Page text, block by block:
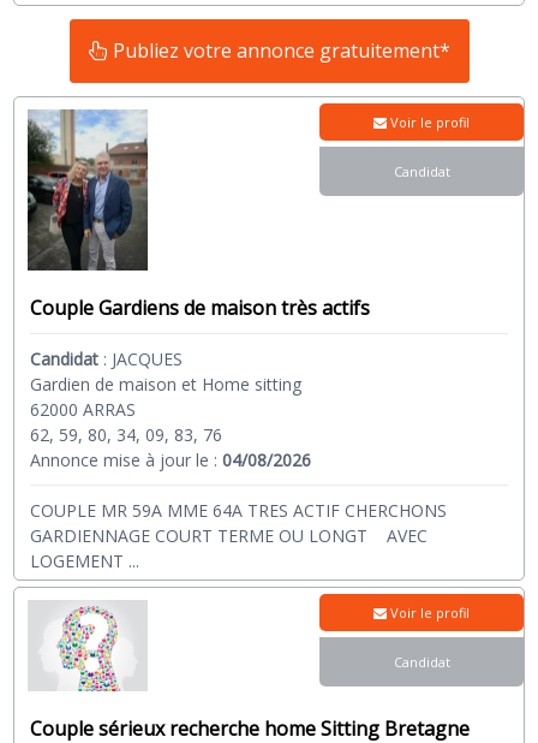
Publiez votre annonce gratuitement*
Couple Gardiens de maison très actifs
Candidat : JACQUES
Gardien de maison et Home sitting
62000 ARRAS
62, 59, 80, 34, 09, 83, 76
Annonce mise à jour le :04/08/2026
COUPLE MR 59A MME 64A TRES ACTIF CHERCHONS
GARDIENNAGE COURT TERME OU LONGT AVEC
LOGEMENT ...
Voir le profil
Candidat
Couple sérieux recherche home Sitting Bretagne
Voir le profil
Candidat